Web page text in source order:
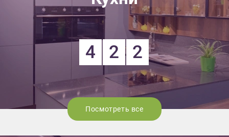
4 2 2
Посмотреть все